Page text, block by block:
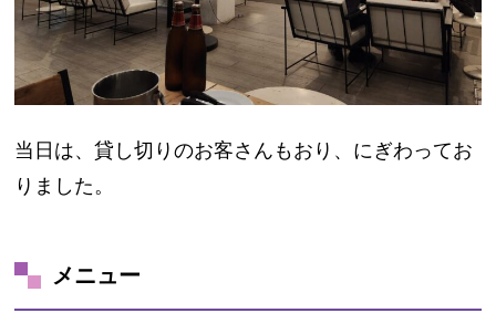
当日は、貸し切りのお客さんもおり、にぎわってお
りました。
メニュー